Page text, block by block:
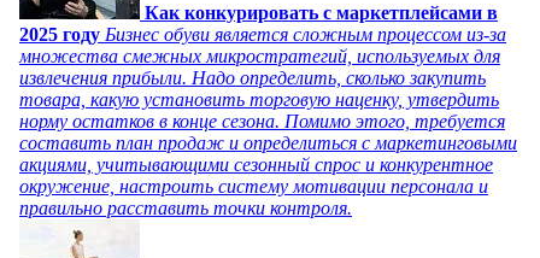
Как конкурировать с маркетплейсами в
2025 году Бизнес обуви является сложным процессом из-за
множества смежных микростратегий, используемых для
извлечения прибыли. Надо определить, сколько закупить
товара, какую установить торговую наценку, утвердить
норму остатков в конце сезона. Помимо этого, требуется
составить план продаж и определиться с маркетинговыми
акциями, учитывающими сезонный спрос и конкурентное
окружение, настроить систему мотивации персонала и
правильно расставить точки контроля.